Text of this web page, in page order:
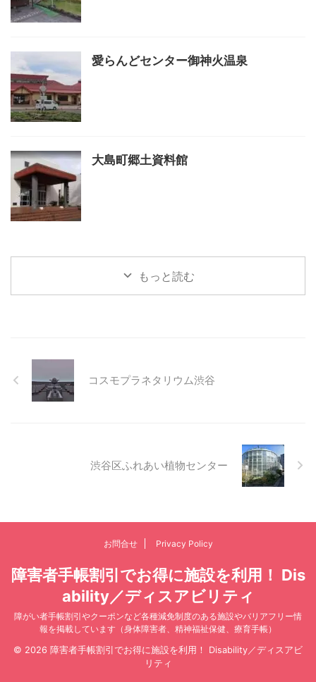
愛らんどセンター御神火温泉
大島町郷土資料館
もっと読む
コスモプラネタリウム渋谷
渋谷区ふれあい植物センター
お問合せ Privacy Policy
障害者手帳割引でお得に施設を利用！ Dis
ability／ディスアビリティ
障がい者手帳割引やクーポンなど各種減免制度のある施設やバリアフリー情
報を掲載しています（身体障害者、精神福祉保健、療育手帳）
© 2026 障害者手帳割引でお得に施設を利用！ Disability／ディスアビ
リティ